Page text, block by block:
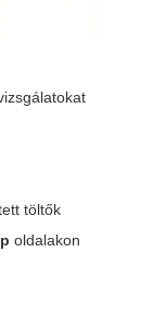
töltők
oldalakon